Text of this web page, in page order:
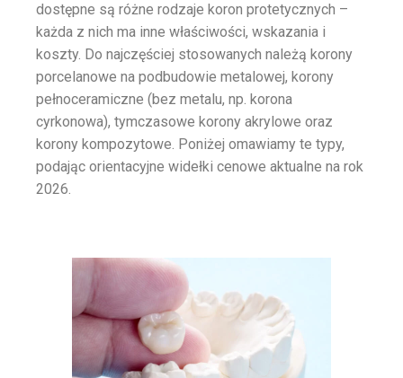
dostępne są różne rodzaje koron protetycznych –
każda z nich ma inne właściwości, wskazania i
koszty. Do najczęściej stosowanych należą korony
porcelanowe na podbudowie metalowej, korony
pełnoceramiczne (bez metalu, np. korona
cyrkonowa), tymczasowe korony akrylowe oraz
korony kompozytowe. Poniżej omawiamy te typy,
podając orientacyjne widełki cenowe aktualne na rok
2026.